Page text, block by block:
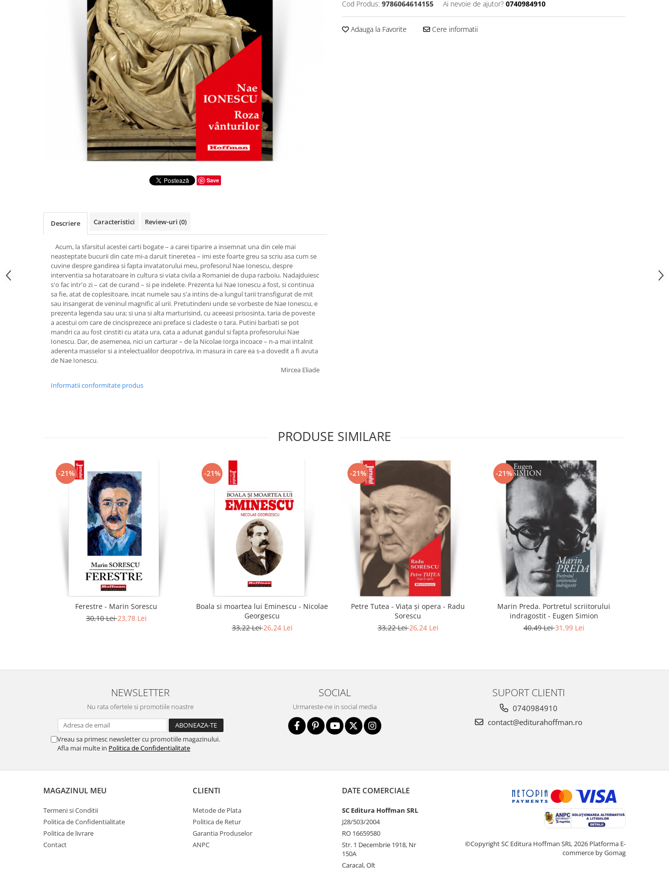
Publicistica / Reportaje / Interviuri
Save
Cod Produs: 9786064614155 Ai nevoie de ajutor? 0740984910
Adauga la Favorite Cere informatii
Descriere Caracteristici Review-uri (0)
Acum, la sfarsitul acestei carti bogate – a carei tiparire a insemnat una din cele mai
neasteptate bucurii din cate mi-a daruit tineretea – imi este foarte greu sa scriu asa cum se
cuvine despre gandirea si fapta invatatorului meu, profesorul Nae Ionescu, despre
interventia sa hotaratoare in cultura si viata civila a Romaniei de dupa razboiu. Nadajduiesc
s'o fac intr'o zi – cat de curand – si pe indelete. Prezenta lui Nae Ionescu a fost, si continua
sa fie, atat de coplesitoare, incat numele sau s'a intins de-a lungul tarii transfigurat de mit
sau insangerat de veninul magnific al urii. Pretutindeni unde se vorbeste de Nae Ionescu, e
prezenta legenda sau ura; si una si alta marturisind, cu aceeasi prisosinta, taria de poveste
a acestui om care de cincisprezece ani preface si cladeste o tara. Putini barbati se pot
mandri ca au fost cinstiti cu atata ura, cata a adunat gandul si fapta profesorului Nae
Ionescu. Dar, de asemenea, nici un carturar – de la Nicolae Iorga incoace – n-a mai intalnit
aderenta masselor si a intelectualilor deopotriva, in masura in care ea s-a dovedit a fi avuta
de Nae Ionescu.
Mircea Eliade
Informatii conformitate produs
PRODUSE SIMILARE
-21%
Ferestre - Marin Sorescu
30,10 Lei23,78 Lei
-21%
Boala si moartea lui Eminescu - Nicolae
Georgescu
33,22 Lei26,24 Lei
-21%
Petre Tutea - Viaţa şi opera - Radu
Sorescu
33,22 Lei26,24 Lei
-21%
Marin Preda. Portretul scriitorului
indragostit - Eugen Simion
40,49 Lei31,99 Lei
NEWSLETTER
Nu rata ofertele si promotiile noastre
Vreau sa primesc newsletter cu promotiile magazinului.
Afla mai multe in Politica de Confidentialitate
SOCIAL
Urmareste-ne in social media
SUPORT CLIENTI
0740984910
contact@editurahoffman.ro
MAGAZINUL MEU
Termeni si Conditii
Politica de Confidentialitate
Politica de livrare
Contact
CLIENTI
Metode de Plata
Politica de Retur
Garantia Produselor
ANPC
DATE COMERCIALE
SC Editura Hoffman SRL
J28/503/2004
RO 16659580
Str. 1 Decembrie 1918, Nr
150A
Caracal, Olt
©Copyright SC Editura Hoffman SRL 2026 Platforma E-
commerce by Gomag